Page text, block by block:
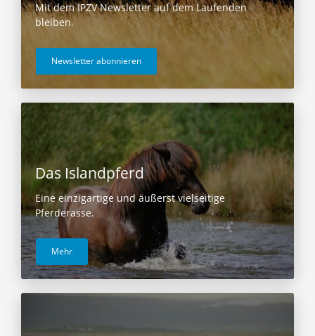
Mit dem IPZV Newsletter auf dem Laufenden
bleiben.
Newsletter abonnieren
Das Islandpferd
Eine einzigartige und äußerst vielseitige
Pferderasse.
Mehr